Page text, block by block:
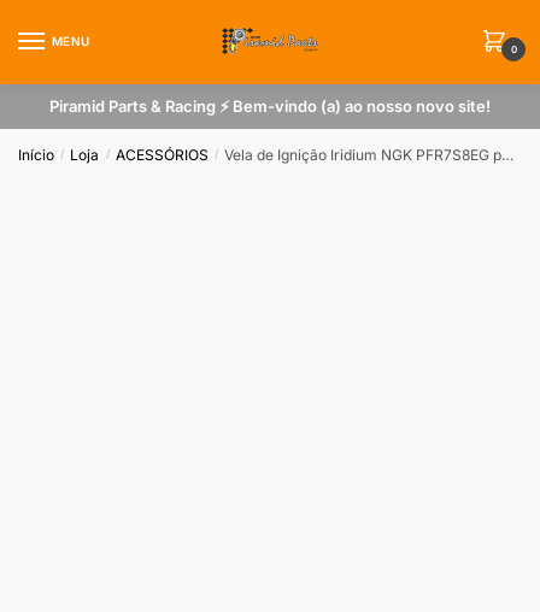
MENU
0
Piramid Parts & Racing ⚡ Bem-vindo (a) ao nosso novo site!
Início / Loja / ACESSÓRIOS / Vela de Ignição Iridium NGK PFR7S8EG para VW Jetta 2.0 TSI